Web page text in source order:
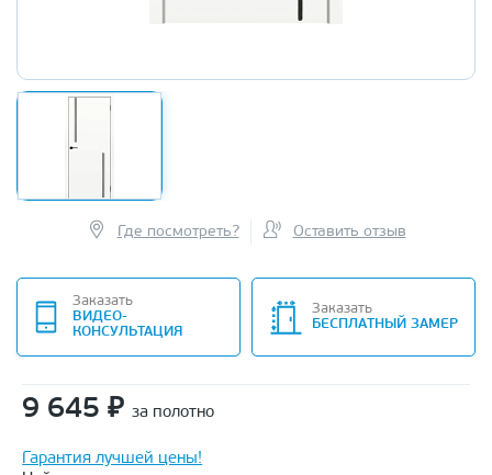
Где посмотреть? Оставить отзыв
Заказать
ВИДЕО-
КОНСУЛЬТАЦИЯ
Заказать
БЕСПЛАТНЫЙ ЗАМЕР
9 645 ₽ за полотно
Гарантия лучшей цены!